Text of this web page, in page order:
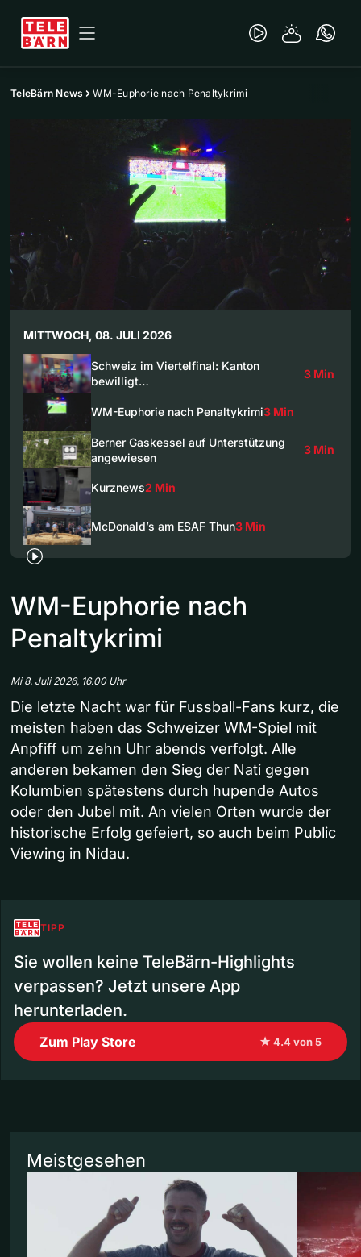
TeleBärn News WM-Euphorie nach Penaltykrimi
MITTWOCH, 08. JULI 2026
Schweiz im Viertelfinal: Kanton
bewilligt…
3 Min
WM-Euphorie nach Penaltykrimi3 Min
Berner Gaskessel auf Unterstützung
angewiesen
3 Min
Kurznews2 Min
McDonald’s am ESAF Thun3 Min
WM-Euphorie nach
Penaltykrimi
Mi 8. Juli 2026, 16.00 Uhr
Die letzte Nacht war für Fussball-Fans kurz, die
meisten haben das Schweizer WM-Spiel mit
Anpfiff um zehn Uhr abends verfolgt. Alle
anderen bekamen den Sieg der Nati gegen
Kolumbien spätestens durch hupende Autos
oder den Jubel mit. An vielen Orten wurde der
historische Erfolg gefeiert, so auch beim Public
Viewing in Nidau.
TIPP
Sie wollen keine TeleBärn-Highlights
verpassen? Jetzt unsere App
herunterladen.
Zum Play Store ★ 4.4 von 5
Meistgesehen